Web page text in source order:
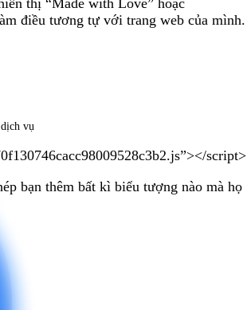
vụ
điều tương tự với trang web của mình.
script>
bạn thêm bất kì biểu tượng nào mà họ